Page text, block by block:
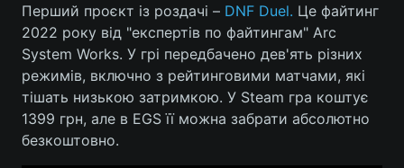
Перший проєкт із роздачі – DNF Duel. Це файтинг
2022 року від "експертів по файтингам" Arc
System Works. У грі передбачено дев'ять різних
режимів, включно з рейтинговими матчами, які
тішать низькою затримкою. У Steam гра коштує
1399 грн, але в EGS її можна забрати абсолютно
безкоштовно.